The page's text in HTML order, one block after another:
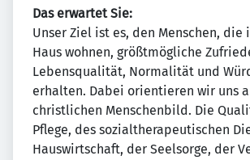
Das erwartet Sie:
Unser Ziel ist es, den Menschen, die
Haus wohnen, größtmögliche
Lebensqualität, Normalität und
erhalten. Dabei orientieren wir uns
christlichen Menschenbild. Die
Pflege, des sozialtherapeutischen
Hauswirtschaft, der Seelsorge, der